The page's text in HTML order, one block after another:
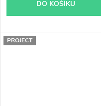
DO KOŠÍKU
PROJECT